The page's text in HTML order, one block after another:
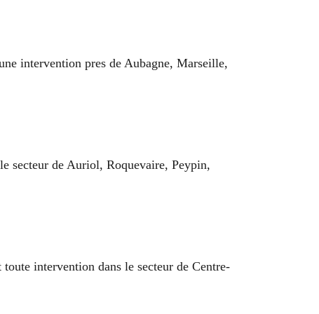
intervention pres de Aubagne, Marseille,
secteur de Auriol, Roquevaire, Peypin,
intervention dans le secteur de Centre-